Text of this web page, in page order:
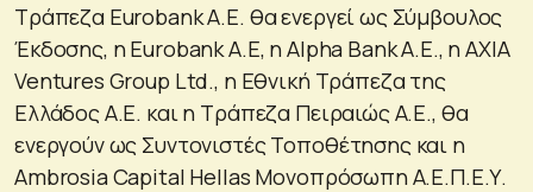
Τράπεζα Eurobank Α.Ε. θα ενεργεί ως Σύμβουλος
Έκδοσης, η Eurobank Α.Ε, η Alpha Bank Α.Ε., η AXIA
Ventures Group Ltd., η Εθνική Τράπεζα της
Ελλάδος Α.Ε. και η Τράπεζα Πειραιώς Α.Ε., θα
ενεργούν ως Συντονιστές Τοποθέτησης και η
Ambrosia Capital Hellas Μονοπρόσωπη Α.Ε.Π.Ε.Υ.